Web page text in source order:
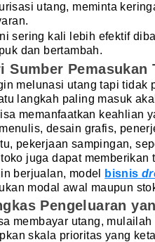
utang, meminta
sering kali lebih efektif
dan bertambah.
Sumber Pemasukan
melunasi utang tapi tidak
langkah paling masuk
memanfaatkan keahlian
desain grafis,
pekerjaan sampingan,
juga dapat memberikan
berjualan, model
bisnis
modal awal maupun
Pengeluaran
membayar utang,
skala prioritas yang